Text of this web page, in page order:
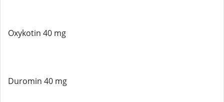
Oxykotin 40 mg
Duromin 40 mg